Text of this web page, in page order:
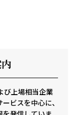
び上場相当企業
ビスを中心に、